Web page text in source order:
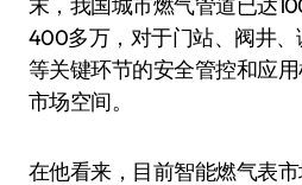
400多万，对于门站、阀井
等关键环节的安全管控和应
市场空间。
在他看来，目前智能燃气表